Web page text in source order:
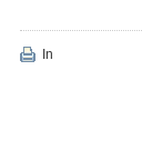
In